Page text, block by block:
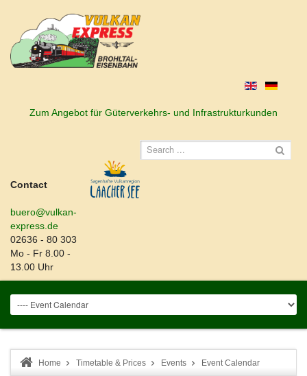
Zum Angebot für Güterverkehrs- und Infrastrukturkunden
Contact
buero@vulkan-
express.de
02636 - 80 303
Mo - Fr 8.00 -
13.00 Uhr
Home Timetable & Prices Events Event Calendar